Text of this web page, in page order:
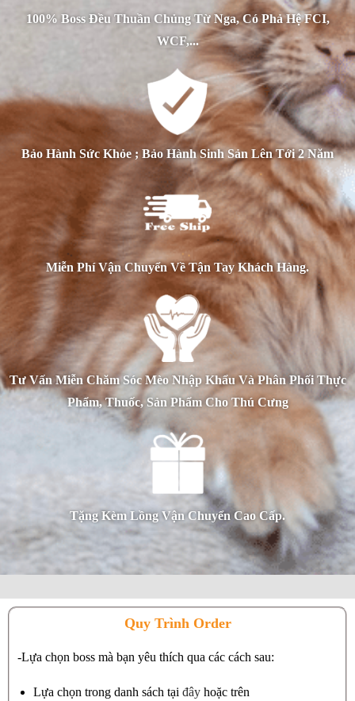
100% Boss Đều Thuần Chủng Từ Nga, Có Phả Hệ FCI,
WCF,...
Bảo Hành Sức Khỏe ; Bảo Hành Sinh Sản Lên Tới 2 Năm
Miễn Phí Vận Chuyển Về Tận Tay Khách Hàng.
Tư Vấn Miễn Chăm Sóc Mèo Nhập Khẩu Và Phân Phối Thực
Phẩm, Thuốc, Sản Phẩm Cho Thú Cưng
Tặng Kèm Lồng Vận Chuyển Cao Cấp.
Quy Trình Order
-Lựa chọn boss mà bạn yêu thích qua các cách sau:
Lựa chọn trong danh sách tại đây hoặc trên